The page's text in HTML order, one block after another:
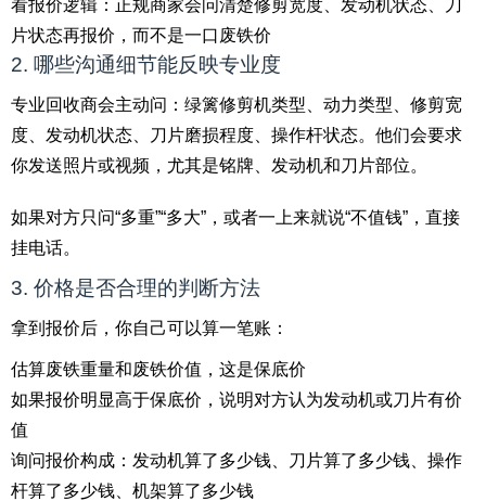
看报价逻辑：正规商家会问清楚修剪宽度、发动机状态、刀
片状态再报价，而不是一口废铁价
2. 哪些沟通细节能反映专业度
专业回收商会主动问：绿篱修剪机类型、动力类型、修剪宽
度、发动机状态、刀片磨损程度、操作杆状态。他们会要求
你发送照片或视频，尤其是铭牌、发动机和刀片部位。
如果对方只问“多重”“多大”，或者一上来就说“不值钱”，直接
挂电话。
3. 价格是否合理的判断方法
拿到报价后，你自己可以算一笔账：
估算废铁重量和废铁价值，这是保底价
如果报价明显高于保底价，说明对方认为发动机或刀片有价
值
询问报价构成：发动机算了多少钱、刀片算了多少钱、操作
杆算了多少钱、机架算了多少钱